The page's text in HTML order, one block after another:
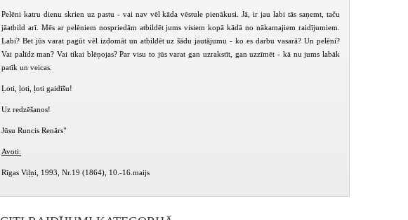
Pelēni katru dienu skrien uz pastu - vai nav vēl kāda vēstule pienākusi. Jā, ir jau labi tās saņemt, taču
jāatbild arī. Mēs ar pelēniem nospriedām atbildēt jums visiem kopā kādā no nākamajiem raidījumiem.
Labi? Bet jūs varat pagūt vēl izdomāt un atbildēt uz šādu jautājumu - ko es darbu vasarā? Un pelēni?
Vai palīdz man? Vai tikai blēņojas? Par visu to jūs varat gan uzrakstīt, gan uzzīmēt - kā nu jums labāk
patīk un veicas.
Ļoti, ļoti, ļoti gaidīšu!
Uz redzēšanos!
Jūsu Runcis Renārs"
Avoti:
Rīgas Viļņi, 1993, Nr.19 (1864), 10.-16.maijs